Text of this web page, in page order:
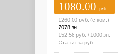
1080.00
руб.
1260.00 руб. (с ком.)
7078 зн.
152.58 руб. / 1000 зн.
Статья за руб.